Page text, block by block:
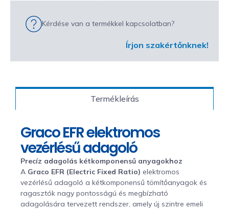
Kérdése van a termékkel kapcsolatban?
Írjon szakértőnknek!
Termékleírás
Graco EFR elektromos
vezérlésű adagoló
Precíz adagolás kétkomponensű anyagokhoz
A Graco EFR (Electric Fixed Ratio) elektromos
vezérlésű adagoló a kétkomponensű tömítőanyagok és
ragasztók nagy pontosságú és megbízható
adagolására tervezett rendszer, amely új szintre emeli